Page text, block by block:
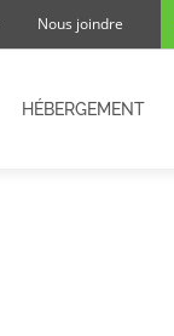
Nous joindre
HÉBERGEMENT